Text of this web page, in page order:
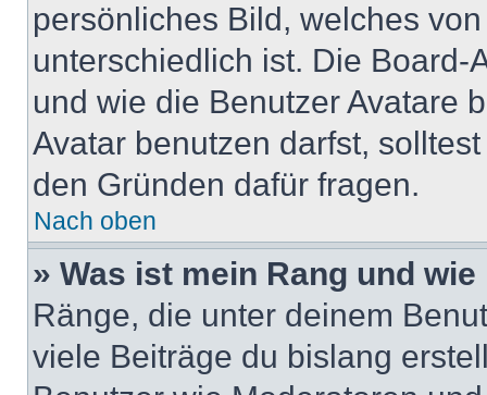
persönliches Bild, welches
unterschiedlich ist. Die
und wie die Benutzer Avatare
Avatar benutzen darfst,
den Gründen dafür fragen.
Nach oben
» Was ist mein Rang und
Ränge, die unter deinem
viele Beiträge du bislang